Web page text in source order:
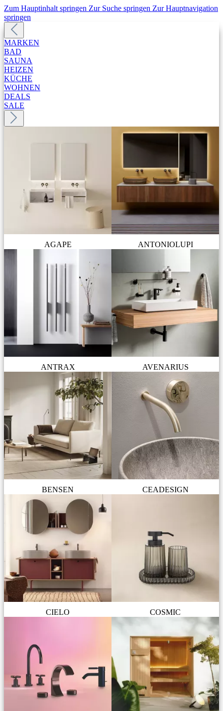
Zum Hauptinhalt springen Zur Suche springen Zur Hauptnavigation
springen
MARKEN
BAD
SAUNA
HEIZEN
KÜCHE
WOHNEN
DEALS
SALE
AGAPE ANTONIOLUPI
ANTRAX AVENARIUS
BENSEN CEADESIGN
CIELO COSMIC